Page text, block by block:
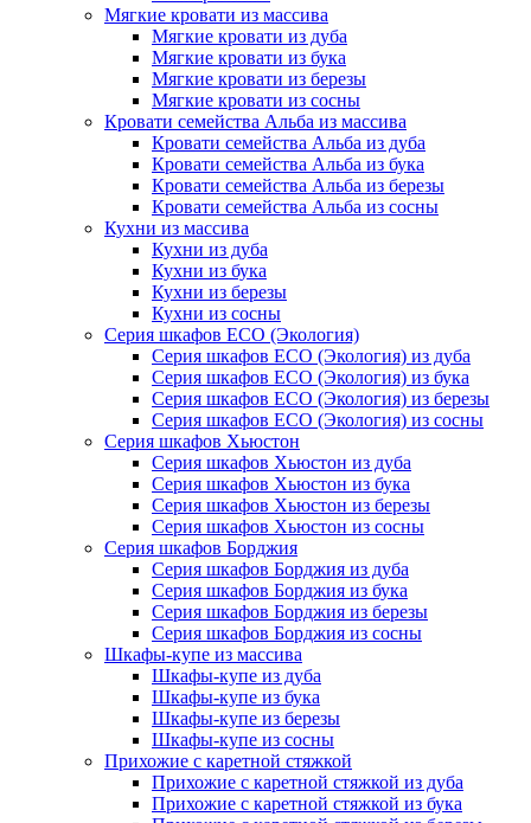
Мягкие кровати из массива
Мягкие кровати из дуба
Мягкие кровати из бука
Мягкие кровати из березы
Мягкие кровати из сосны
Кровати семейства Альба из массива
Кровати семейства Альба из дуба
Кровати семейства Альба из бука
Кровати семейства Альба из березы
Кровати семейства Альба из сосны
Кухни из массива
Кухни из дуба
Кухни из бука
Кухни из березы
Кухни из сосны
Серия шкафов ECO (Экология)
Серия шкафов ECO (Экология) из дуба
Серия шкафов ECO (Экология) из бука
Серия шкафов ECO (Экология) из березы
Серия шкафов ECO (Экология) из сосны
Серия шкафов Хьюстон
Серия шкафов Хьюстон из дуба
Серия шкафов Хьюстон из бука
Серия шкафов Хьюстон из березы
Серия шкафов Хьюстон из сосны
Серия шкафов Борджия
Серия шкафов Борджия из дуба
Серия шкафов Борджия из бука
Серия шкафов Борджия из березы
Серия шкафов Борджия из сосны
Шкафы-купе из массива
Шкафы-купе из дуба
Шкафы-купе из бука
Шкафы-купе из березы
Шкафы-купе из сосны
Прихожие с каретной стяжкой
Прихожие с каретной стяжкой из дуба
Прихожие с каретной стяжкой из бука